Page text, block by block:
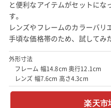
と便利なアイテムがセットにな
す。
レンズやフレームのカラーバリ
手頃な価格帯のため、試してみ
外形寸法
フレーム 幅14.8cm 奥行12.1cm
レンズ 幅7.6cm 高さ4.3cm
楽天市